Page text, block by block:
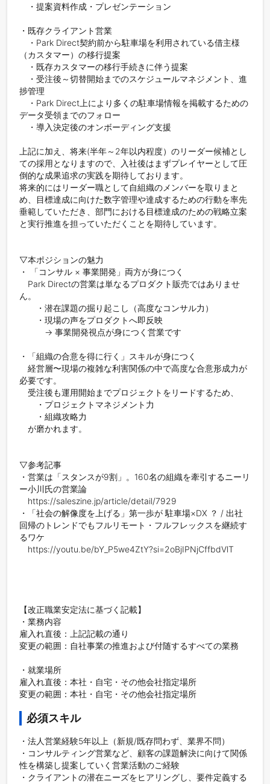
・提案資料作成・プレゼンテーション
・既存クライアント営業
・Park Direct契約前から駐車場を利用されている借主様
（カスタマー）の移行提案
・既存カスタマーの移行手続きに伴う提案
・受注後～切替開始までのスケジュールマネジメント、進
捗管理
・Park Direct上により多くの駐車場情報を掲載するための
データ受領までのフォロー
・導入決定後のオンボーディング支援
上記に加え、将来(半年～2年以内程度）のリーダー候補とし
ての採用となりますので、入社後はまずプレイヤーとして圧
倒的な成果追求の実践を期待しております。
将来的にはリーダー職として自組織のメンバーを取りまと
め、目標達成に向けた数字管理や達成するための行動を率先
垂範していただき、部門における目標達成のための戦略立案
と実行推進を担っていただくことを期待しています。
▽本ポジションの魅力
・ 「コンサル × 事業開発」両方が身につく
Park Directの営業は単なるプロダクト販売ではありませ
ん。
・潜在課題の掘り起こし（高度なコンサル力）
・現場の声をプロダクトへ即反映
→ 事業開発視点が身につく営業です
・「組織の合意を得に行く」スキルが身につく
経営層〜現場の複雑な利害関係の中で高度な合意形成力が
必要です。
受注後も運用開始までプロジェクトをリードするため、
・プロジェクトマネジメント力
・組織攻略力
が磨かれます。
▽参考記事
・営業は「スタンスが9割」。160名の組織を牽引するニーリ
ー小川氏の営業論
https://saleszine.jp/article/detail/7929
・「社会の解像度を上げる」第一歩が 駐車場×DX ？ / 出社
回帰のトレンドでもフルリモート・フルフレックスを継続す
るワケ
https://youtu.be/bY_P5we4ZtY?si=2oBjIPNjCffbdVlT
【改正職業安定法に基づく記載】
・業務内容
雇入れ直後：上記記載の通り
変更の範囲：自社事業の推進および付随するすべての業務
・就業場所
雇入れ直後：本社・自宅・その他会社指定場所
変更の範囲：本社・自宅・その他会社指定場所
必須スキル
・法人営業経験5年以上（新規/既存問わず、業界不問）
・コンサルティング営業など、顧客の課題解決に向けて関係
性を構築し提案していく営業活動のご経験
・クライアントの潜在ニーズをヒアリングし、要件定義する